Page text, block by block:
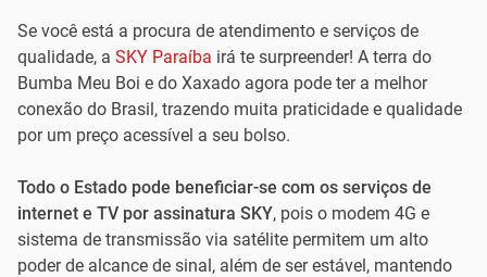
Se você está a procura de atendimento e serviços de
qualidade, a SKY Paraíba irá te surpreender! A terra do
Bumba Meu Boi e do Xaxado agora pode ter a melhor
conexão do Brasil, trazendo muita praticidade e qualidade
por um preço acessível a seu bolso.
Todo o Estado pode beneficiar-se com os serviços de
internet e TV por assinatura SKY, pois o modem 4G e
sistema de transmissão via satélite permitem um alto
poder de alcance de sinal, além de ser estável, mantendo